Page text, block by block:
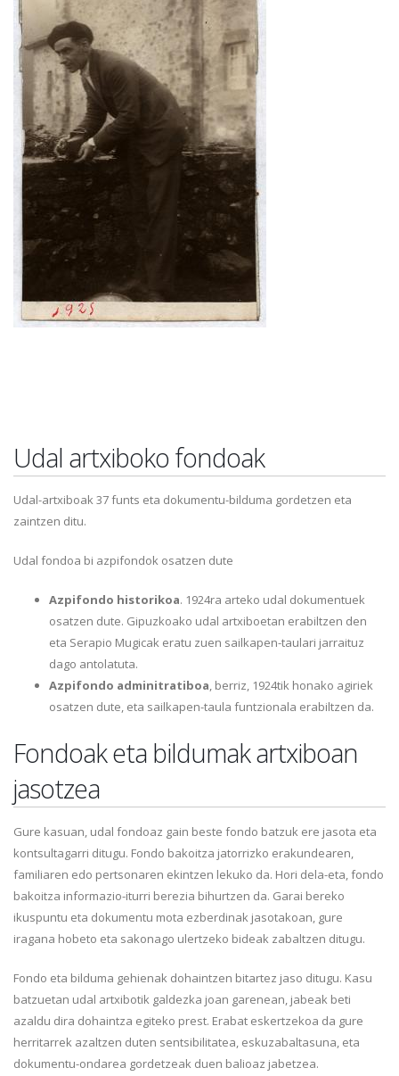
Udal artxiboko fondoak
Udal-artxiboak 37 funts eta dokumentu-bilduma gordetzen eta
zaintzen ditu.
Udal fondoa bi azpifondok osatzen dute
Azpifondo historikoa. 1924ra arteko udal dokumentuek
osatzen dute. Gipuzkoako udal artxiboetan erabiltzen den
eta Serapio Mugicak eratu zuen sailkapen-taulari jarraituz
dago antolatuta.
Azpifondo adminitratiboa, berriz, 1924tik honako agiriek
osatzen dute, eta sailkapen-taula funtzionala erabiltzen da.
Fondoak eta bildumak artxiboan
jasotzea
Gure kasuan, udal fondoaz gain beste fondo batzuk ere jasota eta
kontsultagarri ditugu. Fondo bakoitza jatorrizko erakundearen,
familiaren edo pertsonaren ekintzen lekuko da. Hori dela-eta, fondo
bakoitza informazio-iturri berezia bihurtzen da. Garai bereko
ikuspuntu eta dokumentu mota ezberdinak jasotakoan, gure
iragana hobeto eta sakonago ulertzeko bideak zabaltzen ditugu.
Fondo eta bilduma gehienak dohaintzen bitartez jaso ditugu. Kasu
batzuetan udal artxibotik galdezka joan garenean, jabeak beti
azaldu dira dohaintza egiteko prest. Erabat eskertzekoa da gure
herritarrek azaltzen duten sentsibilitatea, eskuzabaltasuna, eta
dokumentu-ondarea gordetzeak duen balioaz jabetzea.